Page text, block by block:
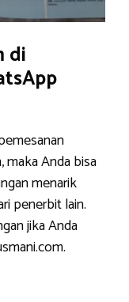
di
maka Anda bisa
menarik
penerbit lain.
jika Anda